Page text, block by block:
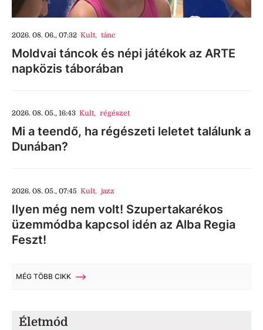
2026. 08. 06., 07:32 Kult, tánc
Moldvai táncok és népi játékok az ARTE
napközis táborában
2026. 08. 05., 16:43 Kult, régészet
Mi a teendő, ha régészeti leletet találunk a
Dunában?
2026. 08. 05., 07:45 Kult, jazz
Ilyen még nem volt! Szupertakarékos
üzemmódba kapcsol idén az Alba Regia
Feszt!
MÉG TÖBB CIKK
Életmód